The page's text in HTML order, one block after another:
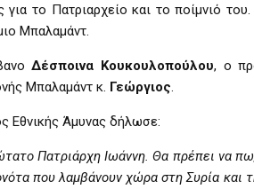
το Πατριαρχείο και το ποίμνιό του.
Μπαλαμάντ.
Δέσποινα Κουκουλοπούλου, ο
Μπαλαμάντ κ. Γεώργιος.
Εθνικής Άμυνας δήλωσε:
Πατριάρχη Ιωάννη. Θα πρέπει να
που λαμβάνουν χώρα στη Συρία και